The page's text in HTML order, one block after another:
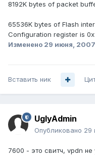
8192K bytes of packet
65536K bytes of Flash
Configuration register is
Изменено 29 июня, 2007
Вставить ник
UglyAdmin
Опубликовано 29
7600 - это свитч, vpdn не